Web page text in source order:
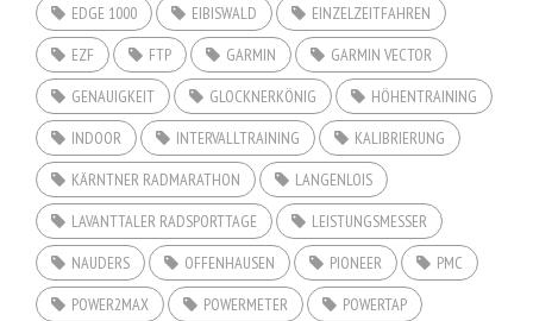
EDGE 1000
EIBISWALD
EINZELZEITFAHREN
EZF
FTP GARMIN
GARMIN VECTOR
GENAUIGKEIT
GLOCKNERKÖNIG
HÖHENTRAINING
INDOOR
INTERVALLTRAINING
KALIBRIERUNG
KÄRNTNER RADMARATHON
LANGENLOIS
LAVANTTALER RADSPORTTAGE
LEISTUNGSMESSER
NAUDERS
OFFENHAUSEN PIONEER
PMC
POWER2MAX
POWERMETER
POWERTAP